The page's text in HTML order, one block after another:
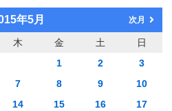
年5月 次月
木 金 土
日
1
2
3
7 8 9
10
14 15 16
17